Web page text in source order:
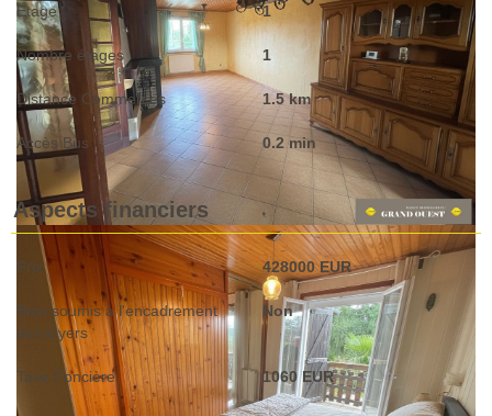
Etage 1
Nombre étages 1
Distance Commerces 1.5 km
Accès Bus 0.2 min
Aspects financiers
Prix 428000 EUR
Bien soumis à l'encadrement
des loyers
Non
Taxe Foncière 1060 EUR